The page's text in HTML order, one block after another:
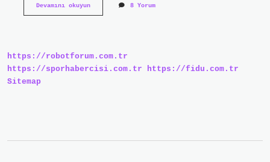
Devamını okuyunBez
8 Yorum
https://robotforum.com.tr
https://sporhabercisi.com.tr
https://fidu.com.tr
Sitemap